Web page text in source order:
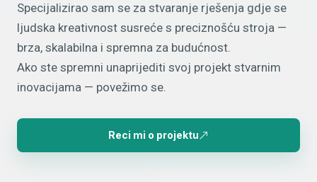
Specijalizirao sam se za stvaranje rješenja gdje se
ljudska kreativnost susreće s preciznošću stroja —
brza, skalabilna i spremna za budućnost.
Ako ste spremni unaprijediti svoj projekt stvarnim
inovacijama — povežimo se.
Reci mi o projektu